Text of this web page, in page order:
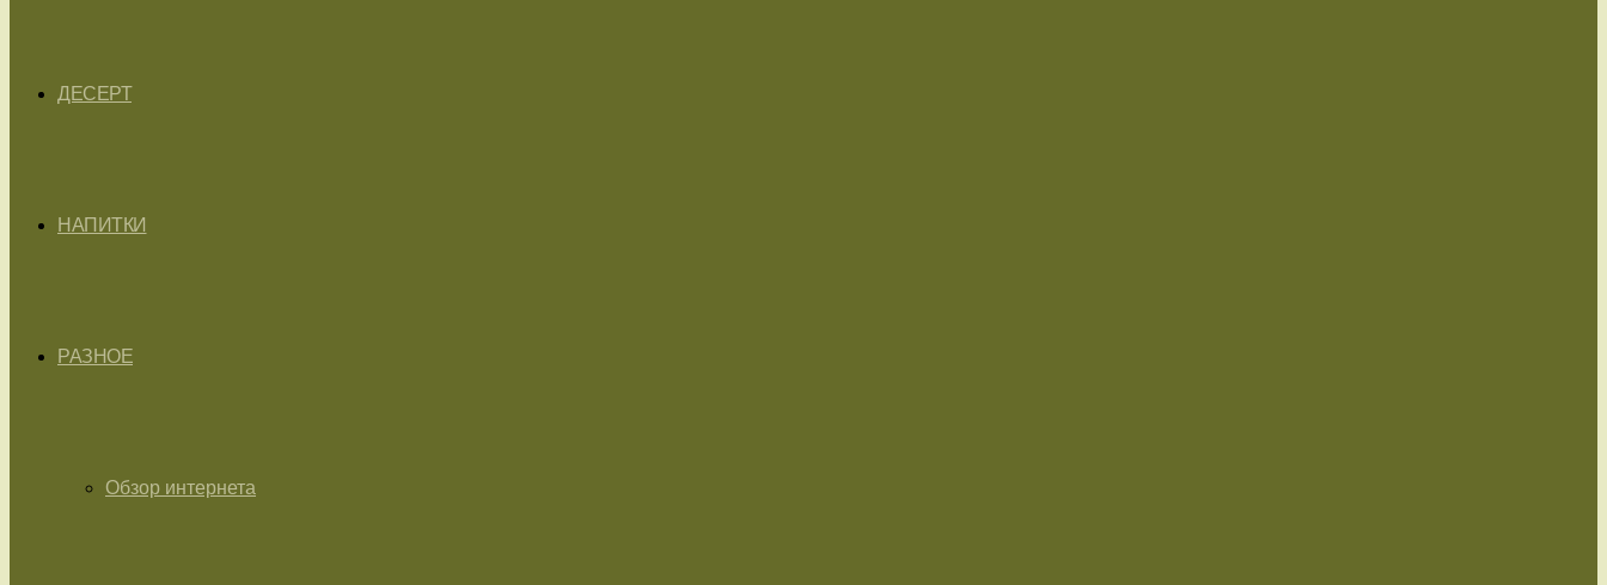
ДЕСЕРТ
НАПИТКИ
РАЗНОЕ
Обзор интернета